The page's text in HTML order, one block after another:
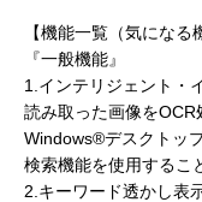
【機能一覧（気になる
『一般機能』
1.インテリジェント・
読み取った画像をOCR
Windows®デスクトッ
検索機能を使用するこ
2.キーワード透かし表